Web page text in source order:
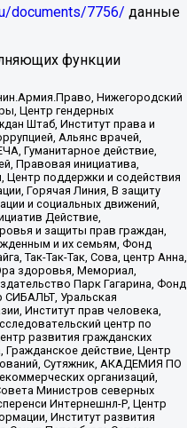
documents/7756/ данные
функции
Нижегородский
Центр гендерных
Штаб, Институт права и
Альянс врачей,
Гуманитарное действие,
Правовая инициатива,
Центр поддержки и содействия
Горячая Линия, В защиту
и социальных движений,
Действие,
и защиты прав граждан,
и их семьям, Фонд
Так-Так-Так, Сова, центр Анна,
здоровья, Мемориал,
Парк Гагарина, Фонд
Уральская
Институт прав человека,
центр по
развития гражданских
Гражданское действие, Центр
Сутяжник, АКАДЕМИЯ ПО
организаций,
Министров северных
Интернешнл-Р, Центр
Институт развития